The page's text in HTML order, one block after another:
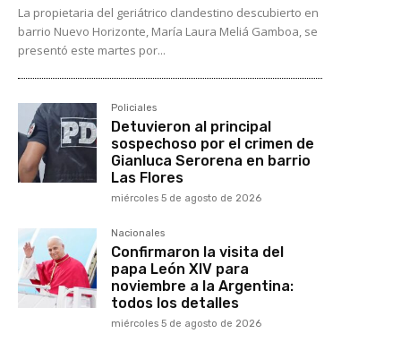
La propietaria del geriátrico clandestino descubierto en
barrio Nuevo Horizonte, María Laura Meliá Gamboa, se
presentó este martes por...
Policiales
Detuvieron al principal
sospechoso por el crimen de
Gianluca Serorena en barrio
Las Flores
miércoles 5 de agosto de 2026
Nacionales
Confirmaron la visita del
papa León XIV para
noviembre a la Argentina:
todos los detalles
miércoles 5 de agosto de 2026